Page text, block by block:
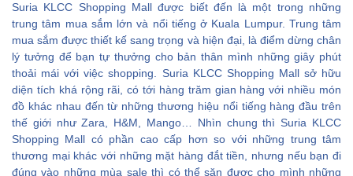
Suria KLCC Shopping Mall được biết đến là một trong những
trung tâm mua sắm lớn và nổi tiếng ở Kuala Lumpur. Trung tâm
mua sắm được thiết kế sang trọng và hiện đại, là điểm dừng chân
lý tưởng để bạn tự thưởng cho bản thân mình những giây phút
thoải mái với việc shopping. Suria KLCC Shopping Mall sở hữu
diện tích khá rộng rãi, có tới hàng trăm gian hàng với nhiều món
đồ khác nhau đến từ những thương hiệu nổi tiếng hàng đầu trên
thế giới như Zara, H&M, Mango… Nhìn chung thì Suria KLCC
Shopping Mall có phần cao cấp hơn so với những trung tâm
thương mại khác với những mặt hàng đắt tiền, nhưng nếu bạn đi
đúng vào những mùa sale thì có thể săn được cho mình những